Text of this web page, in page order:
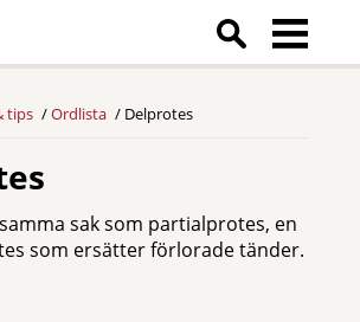
tips Ordlista Delprotes
sak som partialprotes, en
som ersätter förlorade tänder.